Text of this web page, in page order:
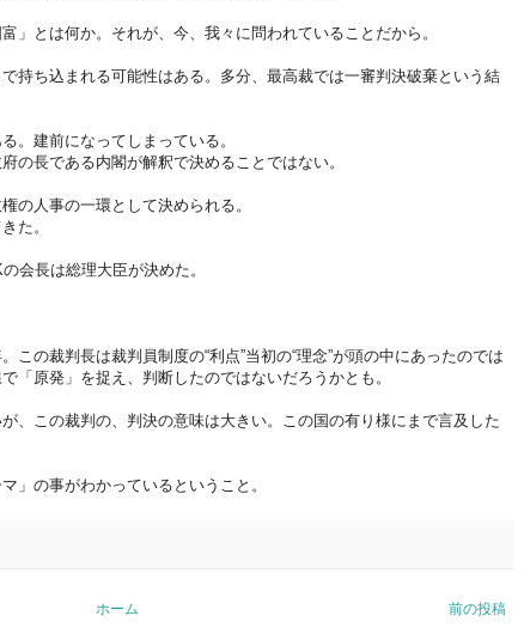
」とは何か。それが、今、我々に問われていることだから。
持ち込まれる可能性はある。多分、最高裁では一審判決破棄という結
。建前になってしまっている。
の長である内閣が解釈で決めることではない。
の人事の一環として決められる。
た。
会長は総理大臣が決めた。
この裁判長は裁判員制度の“利点”当初の“理念”が頭の中にあったのでは
「原発」を捉え、判断したのではないだろうかとも。
、この裁判の、判決の意味は大きい。この国の有り様にまで言及した
」の事がわかっているということ。
前の投稿
ホーム